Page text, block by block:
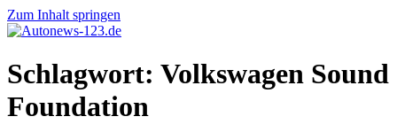
Zum Inhalt springen
Autonews-
123.de
Autonews
mit
Schlagwort: Volkswagen Sound
Foundation